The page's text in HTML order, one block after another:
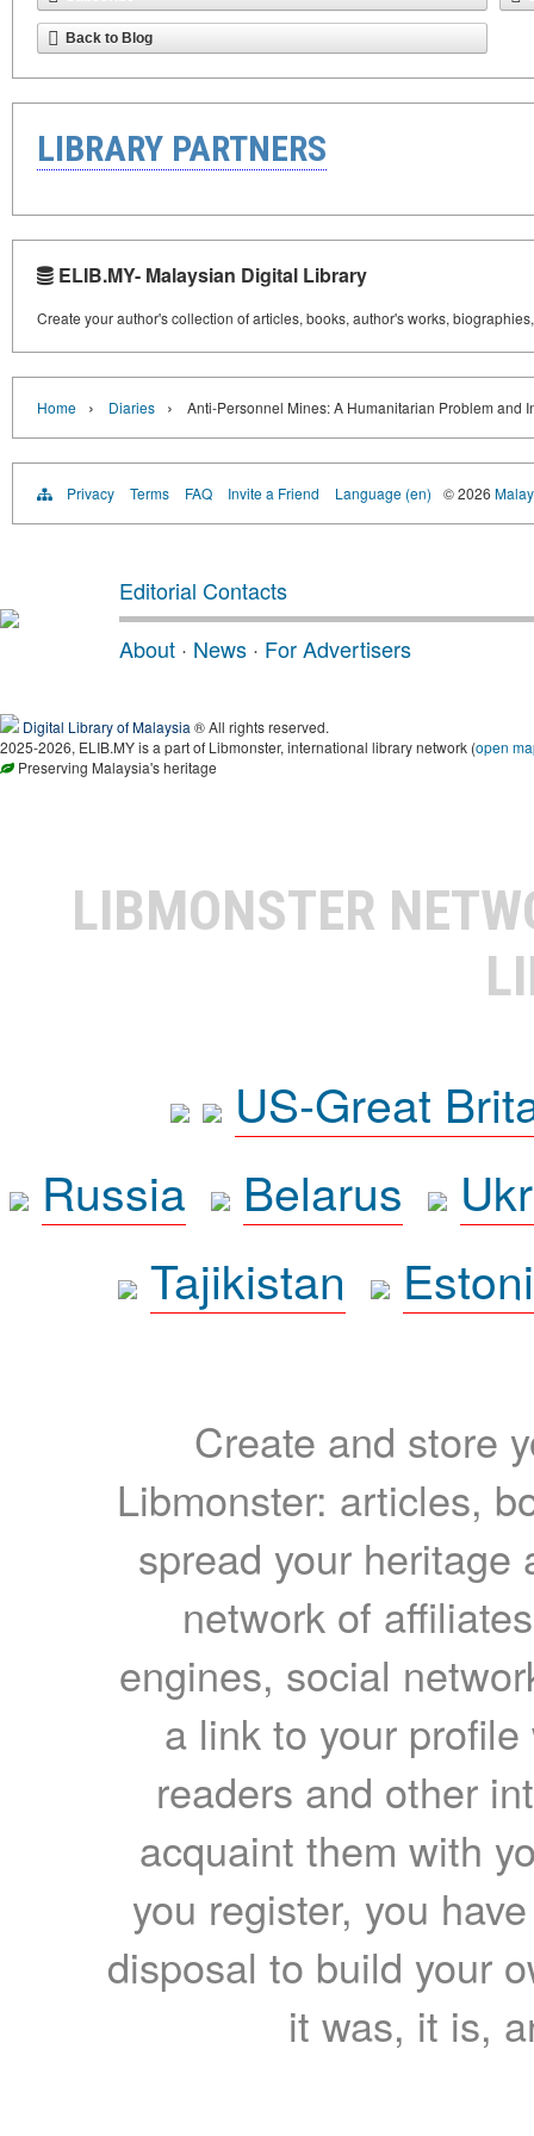
Back to Blog
LIBRARY PARTNERS
ELIB.MY- Malaysian Digital Library
Create your author's collection of articles, books, author's works,
Home › Diaries › Anti-Personnel Mines: A Humanitarian Problem and
Privacy Terms FAQ Invite a Friend Language (en) © 2026
Editorial Contacts
About · News · For Advertisers
Digital Library of Malaysia ® All rights reserved.
2025-2026, ELIB.MY is a part of Libmonster, international library network (open
Preserving Malaysia's heritage
LIBMONSTER
US-Great
Russia
Belarus
Tajikistan
Create and store
Libmonster: articles,
spread your heritage
network of
engines, social
a link to your
readers and other
acquaint them with
you register, you
disposal to build your
it was, it is,